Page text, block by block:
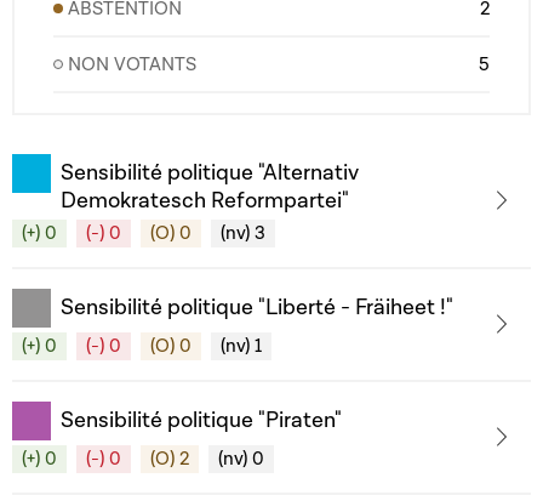
ABSTENTION 2
NON VOTANTS 5
Sensibilité politique "Alternativ
Demokratesch Reformpartei"
(+) 0 (-) 0 (O) 0 (nv) 3
Sensibilité politique "Liberté - Fräiheet !"
(+) 0 (-) 0 (O) 0 (nv) 1
Sensibilité politique "Piraten"
(+) 0 (-) 0 (O) 2 (nv) 0